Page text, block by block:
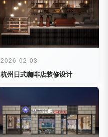
2026-02-03
杭州日式咖啡店装修设计